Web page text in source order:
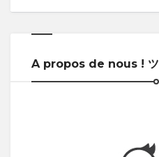
A propos de nous ! ツ